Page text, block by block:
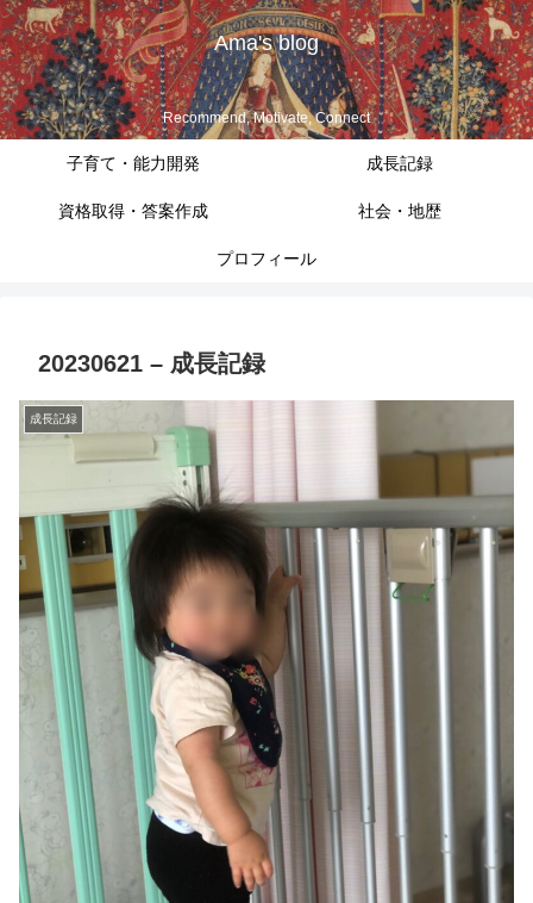
Ama's blog
Recommend, Motivate, Connect
子育て・能力開発 成長記録
資格取得・答案作成 社会・地歴
プロフィール
20230621 – 成長記録
成長記録